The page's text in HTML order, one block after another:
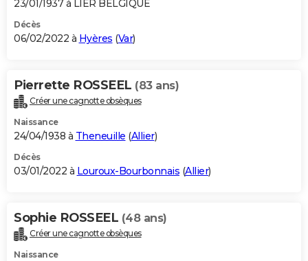
23/01/1937 à LIER BELGIQUE
Décès
06/02/2022 à Hyères (Var)
Pierrette ROSSEEL (83 ans)
Créer une cagnotte obsèques
Naissance
24/04/1938 à Theneuille (Allier)
Décès
03/01/2022 à Louroux-Bourbonnais (Allier)
Sophie ROSSEEL (48 ans)
Créer une cagnotte obsèques
Naissance